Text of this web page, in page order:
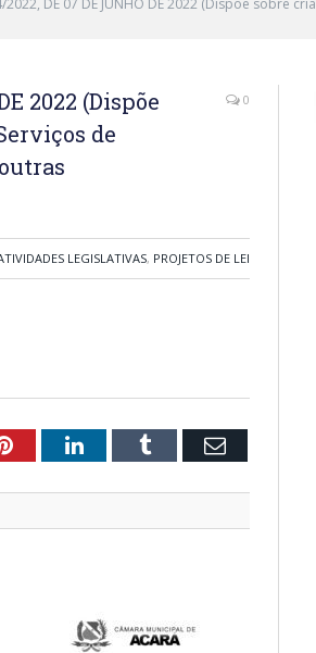
2022, DE 07 DE JUNHO DE 2022 (Dispõe sobre
2022 (Dispõe
de
0
LEGISLATIVAS, PROJETOS DE LEI
PinterestLinkedInTumblr Email